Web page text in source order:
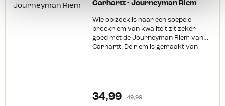
Carhartt - Journeyman Riem
Wie op zoek is naar een soepele
broekriem van kwaliteit zit zeker
goed met de Journeyman Riem van
Carhartt. De riem is gemaakt van
Productkenmerken: Met stevige
riemgespsluiting van metaalChicago-
34,99 49,99